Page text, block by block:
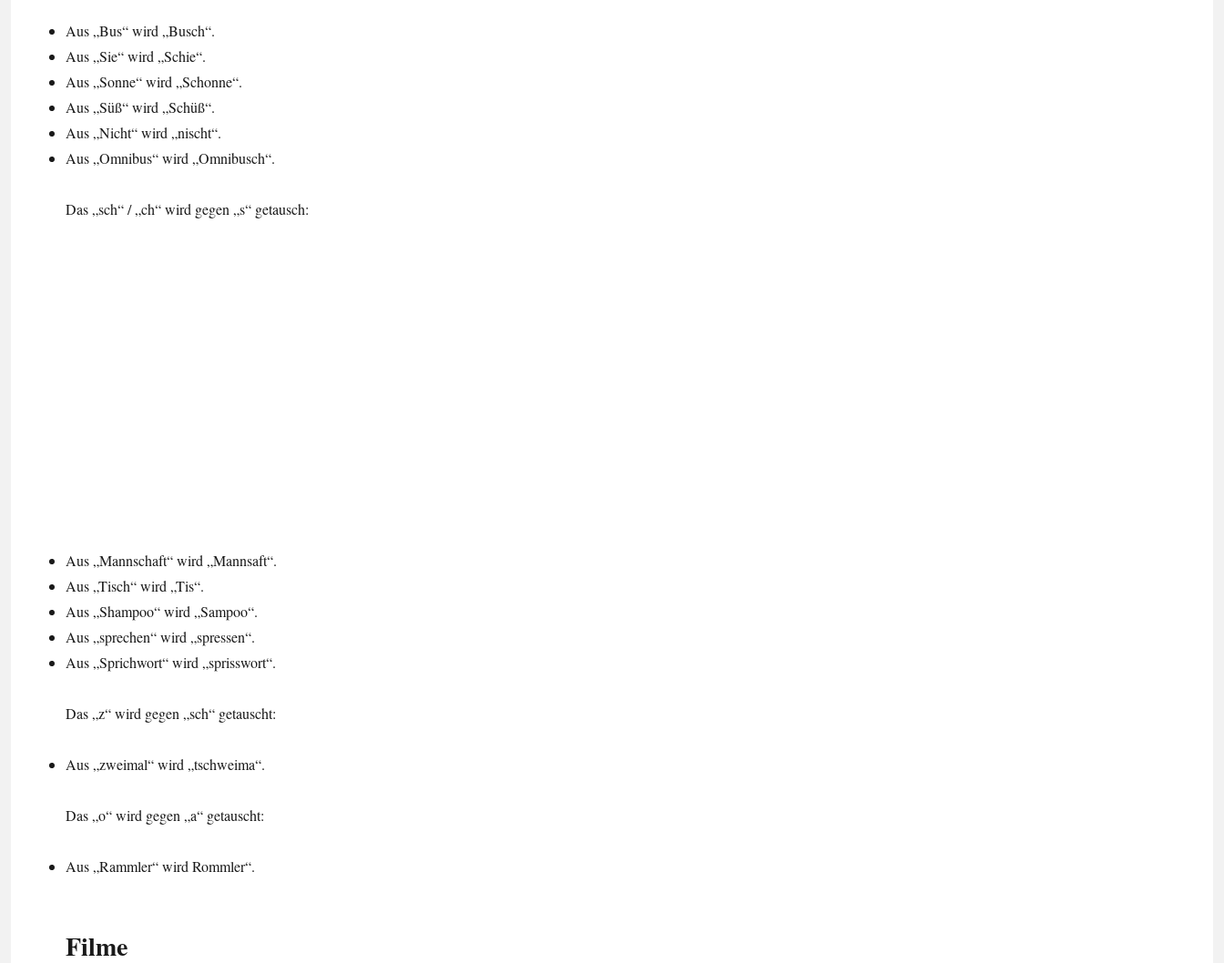
Aus „Bus“ wird „Busch“.
Aus „Sie“ wird „Schie“.
Aus „Sonne“ wird „Schonne“.
Aus „Süß“ wird „Schüß“.
Aus „Nicht“ wird „nischt“.
Aus „Omnibus“ wird „Omnibusch“.
Das „sch“ / „ch“ wird gegen „s“ getausch:
Aus „Mannschaft“ wird „Mannsaft“.
Aus „Tisch“ wird „Tis“.
Aus „Shampoo“ wird „Sampoo“.
Aus „sprechen“ wird „spressen“.
Aus „Sprichwort“ wird „sprisswort“.
Das „z“ wird gegen „sch“ getauscht:
Aus „zweimal“ wird „tschweima“.
Das „o“ wird gegen „a“ getauscht:
Aus „Rammler“ wird Rommler“.
Filme